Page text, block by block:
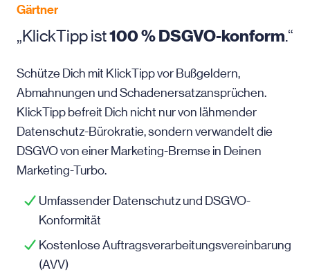
Gärtner
„KlickTipp ist100 % DSGVO-konform.“
Schütze Dich mit KlickTipp vor Bußgeldern,
Abmahnungen und Schadenersatzansprüchen.
KlickTipp befreit Dich nicht nur von lähmender
Datenschutz-Bürokratie, sondern verwandelt die
DSGVO von einer Marketing-Bremse in Deinen
Marketing-Turbo.
Umfassender Datenschutz und DSGVO-
Konformität
Kostenlose Auftragsverarbeitungsvereinbarung
(AVV)